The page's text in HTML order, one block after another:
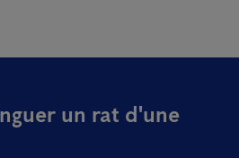
un rat d'une